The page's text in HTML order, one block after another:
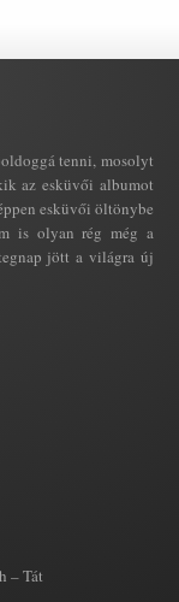
tenni, mosolyt
az esküvői albumot
esküvői öltönybe
is olyan rég még a
jött a világra új
– Tát